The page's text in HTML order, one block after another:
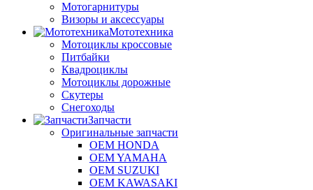
Мотогарнитуры
Визоры и аксессуары
Мототехника
Мотоциклы кроссовые
Питбайки
Квадроциклы
Мотоциклы дорожные
Скутеры
Снегоходы
Запчасти
Оригинальные запчасти
OEM HONDA
OEM YAMAHA
OEM SUZUKI
OEM KAWASAKI